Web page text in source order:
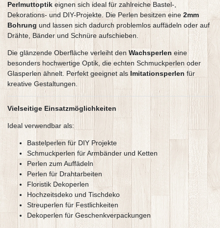
Perlmuttoptik eignen sich ideal für zahlreiche Bastel-,
Dekorations- und DIY-Projekte. Die Perlen besitzen eine 2mm
Bohrung und lassen sich dadurch problemlos auffädeln oder auf
Drähte, Bänder und Schnüre aufschieben.
Die glänzende Oberfläche verleiht den Wachsperlen eine
besonders hochwertige Optik, die echten Schmuckperlen oder
Glasperlen ähnelt. Perfekt geeignet als Imitationsperlen für
kreative Gestaltungen.
Vielseitige Einsatzmöglichkeiten
Ideal verwendbar als:
Bastelperlen für DIY Projekte
Schmuckperlen für Armbänder und Ketten
Perlen zum Auffädeln
Perlen für Drahtarbeiten
Floristik Dekoperlen
Hochzeitsdeko und Tischdeko
Streuperlen für Festlichkeiten
Dekoperlen für Geschenkverpackungen